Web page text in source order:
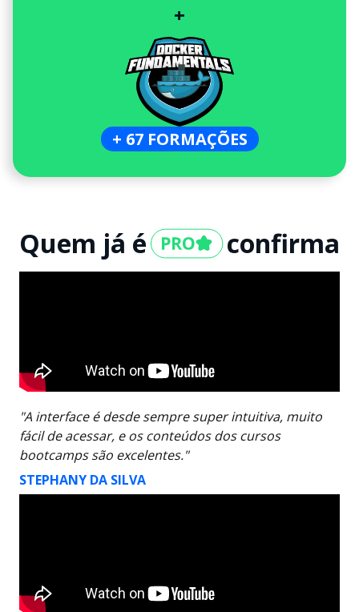
+
+ 67 FORMAÇÕES
Quem já é confirma
"A interface é desde sempre super intuitiva, muito
fácil de acessar, e os conteúdos dos cursos
bootcamps são excelentes."
STEPHANY DA SILVA